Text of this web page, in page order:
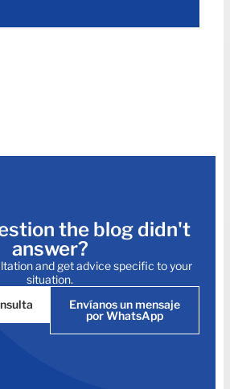
the blog didn't
answer?
and get advice specific to your
situation.
Envíanos un mensaje
por WhatsApp